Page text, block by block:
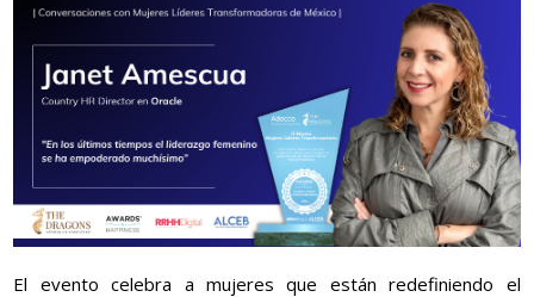
El evento celebra a mujeres que están redefiniendo el